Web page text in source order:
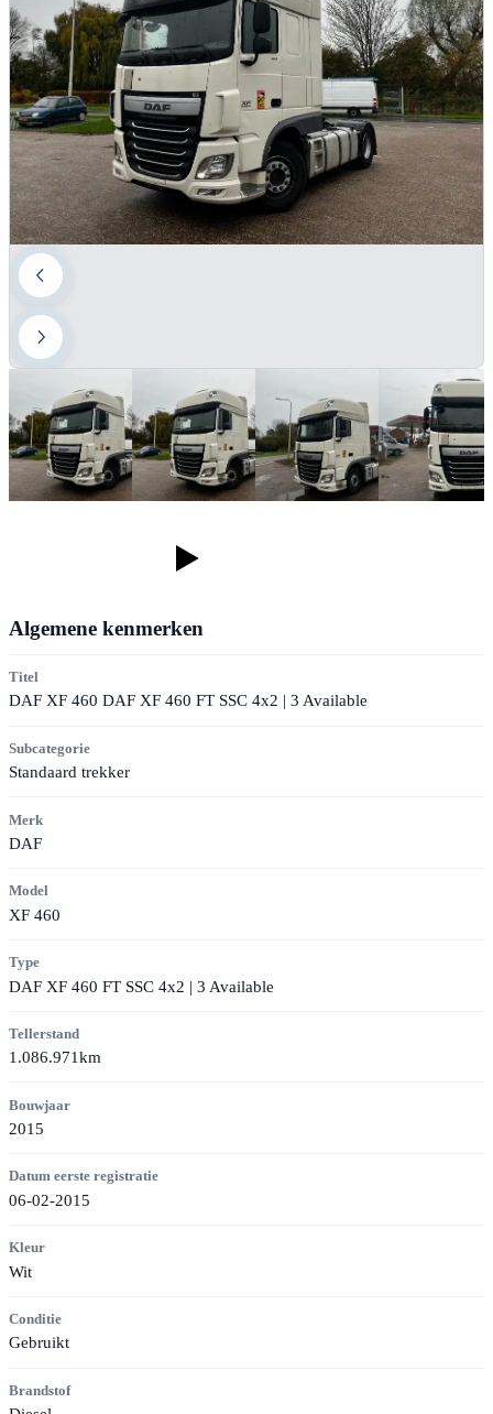
Algemene kenmerken
Titel
DAF XF 460 DAF XF 460 FT SSC 4x2 | 3 Available
Subcategorie
Standaard trekker
Merk
DAF
Model
XF 460
Type
DAF XF 460 FT SSC 4x2 | 3 Available
Tellerstand
1.086.971km
Bouwjaar
2015
Datum eerste registratie
06-02-2015
Kleur
Wit
Conditie
Gebruikt
Brandstof